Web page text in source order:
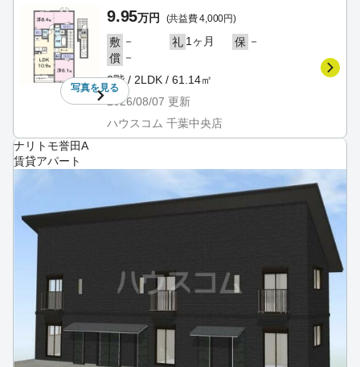
写真を見る
9.95万円 (共益費 4,000円)
敷 － 礼 1ヶ月 保 －
償 －
2階 / 2LDK / 61.14㎡
2026/08/07 更新
ハウスコム 千葉中央店
ナリトモ誉田A
賃貸アパート